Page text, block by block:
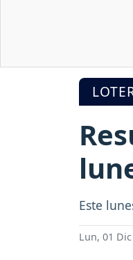
Este
Lun, 01